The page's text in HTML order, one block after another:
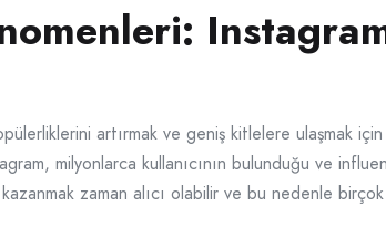
artırmak ve geniş kitlelere ulaşmak
milyonlarca kullanıcının bulunduğu ve
zaman alıcı olabilir ve bu nedenle birçok